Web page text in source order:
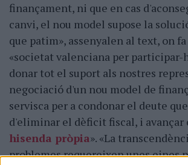
finançament, ni que en cas
canvi, el nou model supose la
que patim», assenyalen al text, on
«societat valenciana per
donar tot el suport als nostres
negociació d'un nou model de
servisca per a condonar el deute
d'eliminar el dèficit fiscal, i avançar
hisenda pròpia». «La
problemes requereixen unes eines